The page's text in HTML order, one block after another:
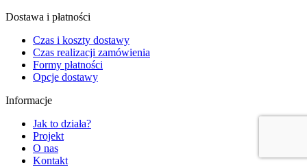
Dostawa i płatności
Czas i koszty dostawy
Czas realizacji zamówienia
Formy płatności
Opcje dostawy
Informacje
Jak to działa?
Projekt
O nas
Kontakt